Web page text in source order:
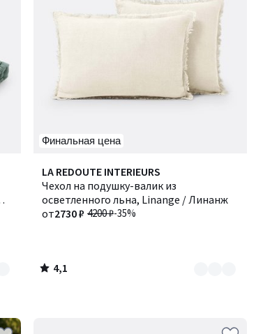
Финальная цена
LA REDOUTE INTERIEURS
Чехол на подушку-валик из
осветленного льна, Linange / Линанж
4200 ₽-35%
от2730 ₽
4,1
/ 5
Количество
цветов:
3
4,1
/